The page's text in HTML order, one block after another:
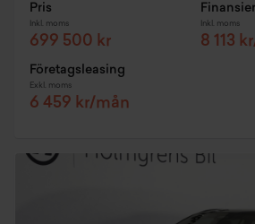
Pris
Inkl. moms
699 500 kr
Inkl. moms
8 113
Företagsleasing
Exkl. moms
6 459 kr/mån